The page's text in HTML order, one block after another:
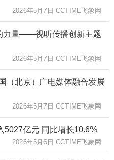
2026年5月7日 CCTIME飞象网
力量——视听传播创新主题
2026年5月7日 CCTIME飞象网
（北京）广电媒体融合发展
2026年5月7日 CCTIME飞象网
5027亿元 同比增长10.6%
2026年5月6日 CCTIME飞象网